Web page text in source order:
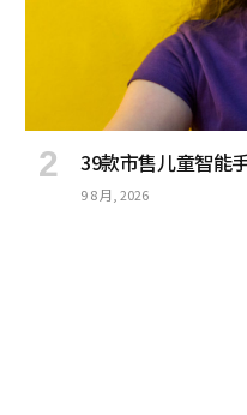
39款市售儿童智能
9 8 月, 2026